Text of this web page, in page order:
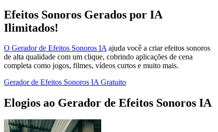
Efeitos Sonoros Gerados por IA
Ilimitados!
O Gerador de Efeitos Sonoros IAajuda você a criar efeitos sonoros
de alta qualidade com um clique, cobrindo aplicações de cena
completa como jogos, filmes, vídeos curtos e muito mais.
Gerador de Efeitos Sonoros IA Gratuito
Elogios ao Gerador de Efeitos Sonoros IA